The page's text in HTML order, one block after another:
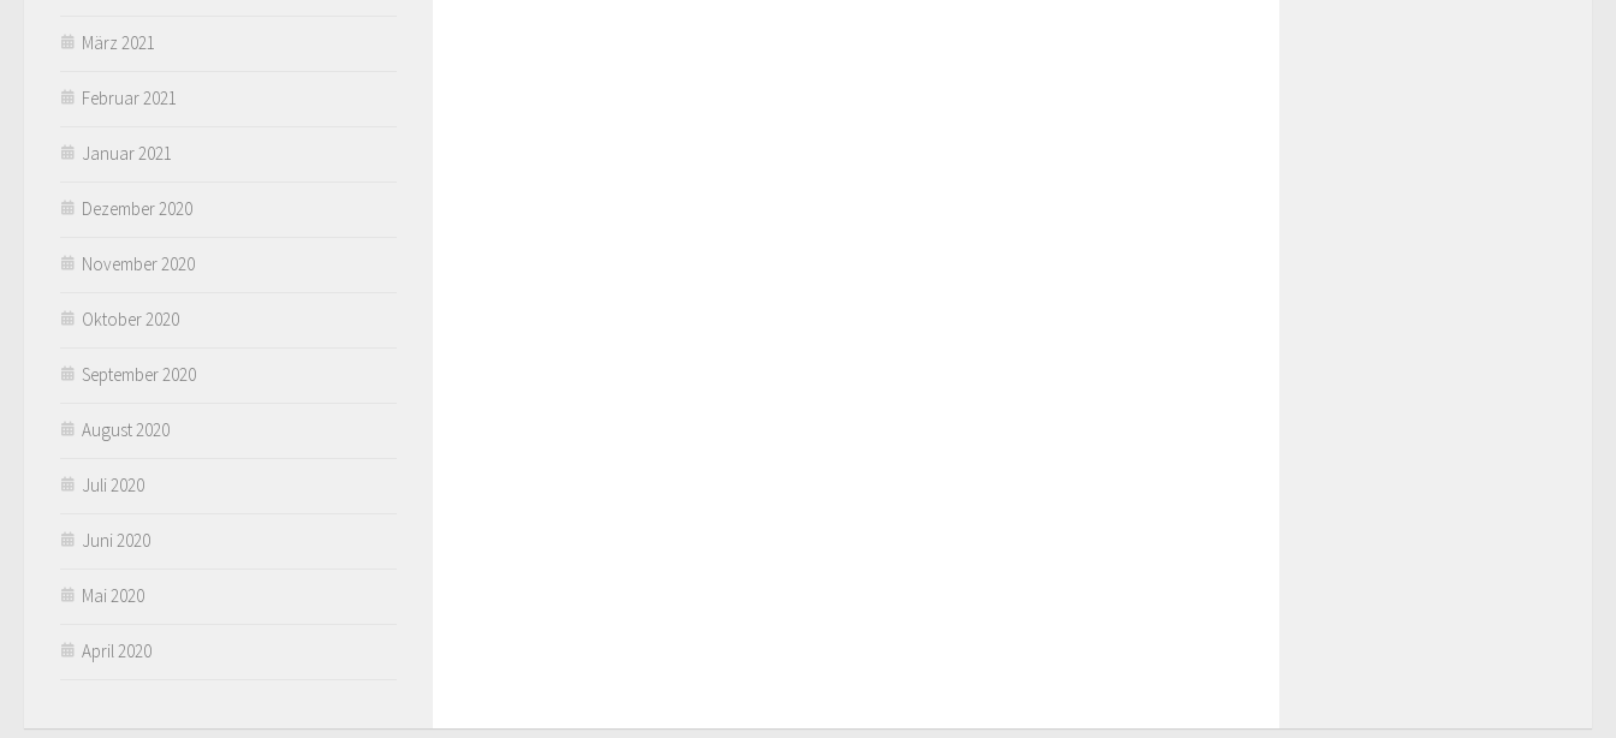
März 2021
Februar 2021
Januar 2021
Dezember 2020
November 2020
Oktober 2020
September 2020
August 2020
Juli 2020
Juni 2020
Mai 2020
April 2020